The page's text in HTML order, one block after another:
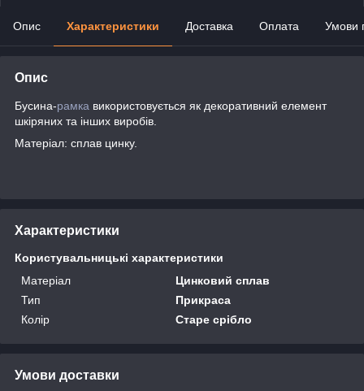
Опис Характеристики Доставка Оплата Умови
Опис
Бусина-рамка використовується як декоративний елемент
шкіряних та інших виробів.
Матеріал: сплав цинку.
Характеристики
Користувальницькі характеристики
Матеріал
Цинковий сплав
Тип
Прикраса
Колір
Старе срібло
Умови доставки